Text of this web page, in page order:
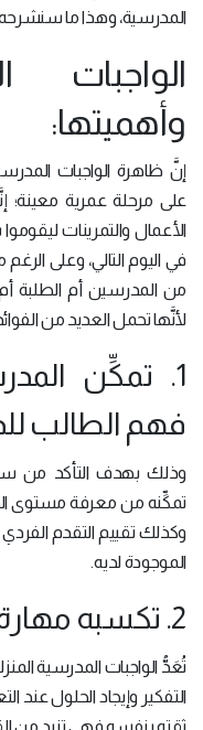
المدرسية، وهذا ما سنشرحه
الواجبات
وأهميتها:
إنَّ ظاهرة الواجبات
على مرحلة عمرية معينة؛
الأعمال والتمرينات
في اليوم التالي، وعلى
من المدرسين أم الطلبة أم
لأنَّها تحمل العديد من
1. تمكِّن
فهم الطالب
وذلك بهدف التأكد من
تمكِّنه من معرفة مستوى
وكذلك تقييم التقدم
الموجودة لديه.
2. تكسبه مهارة حل المشكلات:
تُعَدُّ الواجبات المدرسية
التفكير وإيجاد الحلول
ثقته بنفسه فهي تزيد من